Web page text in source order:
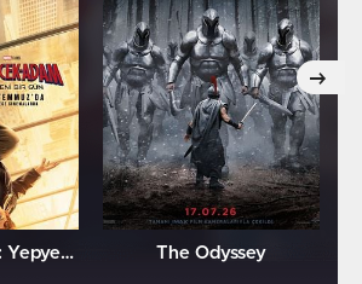
Örümcek-Adam: Yepyeni Bir Gün The Odyssey